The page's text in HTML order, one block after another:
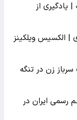
زن با شاگرد ۱۷ ساله | یادگیری از
| الکسیس ویلکینز
زن در تنگه
رسمی ایران در